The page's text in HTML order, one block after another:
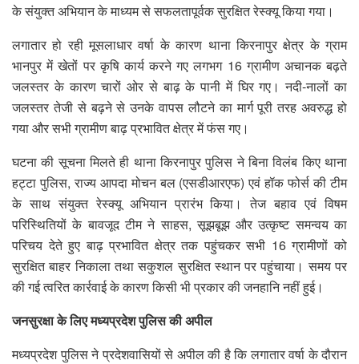
के संयुक्त अभियान के माध्यम से सफलतापूर्वक सुरक्षित रेस्क्यू किया गया।
लगातार हो रही मूसलाधार वर्षा के कारण थाना किरनापुर क्षेत्र के ग्राम
भानपुर में खेतों पर कृषि कार्य करने गए लगभग 16 ग्रामीण अचानक बढ़ते
जलस्तर के कारण चारों ओर से बाढ़ के पानी में घिर गए। नदी-नालों का
जलस्तर तेजी से बढ़ने से उनके वापस लौटने का मार्ग पूरी तरह अवरुद्ध हो
गया और सभी ग्रामीण बाढ़ प्रभावित क्षेत्र में फंस गए।
घटना की सूचना मिलते ही थाना किरनापुर पुलिस ने बिना विलंब किए थाना
हट्टा पुलिस, राज्य आपदा मोचन बल (एसडीआरएफ) एवं हॉक फोर्स की टीम
के साथ संयुक्त रेस्क्यू अभियान प्रारंभ किया। तेज बहाव एवं विषम
परिस्थितियों के बावजूद टीम ने साहस, सूझबूझ और उत्कृष्ट समन्वय का
परिचय देते हुए बाढ़ प्रभावित क्षेत्र तक पहुंचकर सभी 16 ग्रामीणों को
सुरक्षित बाहर निकाला तथा सकुशल सुरक्षित स्थान पर पहुंचाया। समय पर
की गई त्वरित कार्रवाई के कारण किसी भी प्रकार की जनहानि नहीं हुई।
जनसुरक्षा के लिए मध्यप्रदेश पुलिस की अपील
मध्यप्रदेश पुलिस ने प्रदेशवासियों से अपील की है कि लगातार वर्षा के दौरान